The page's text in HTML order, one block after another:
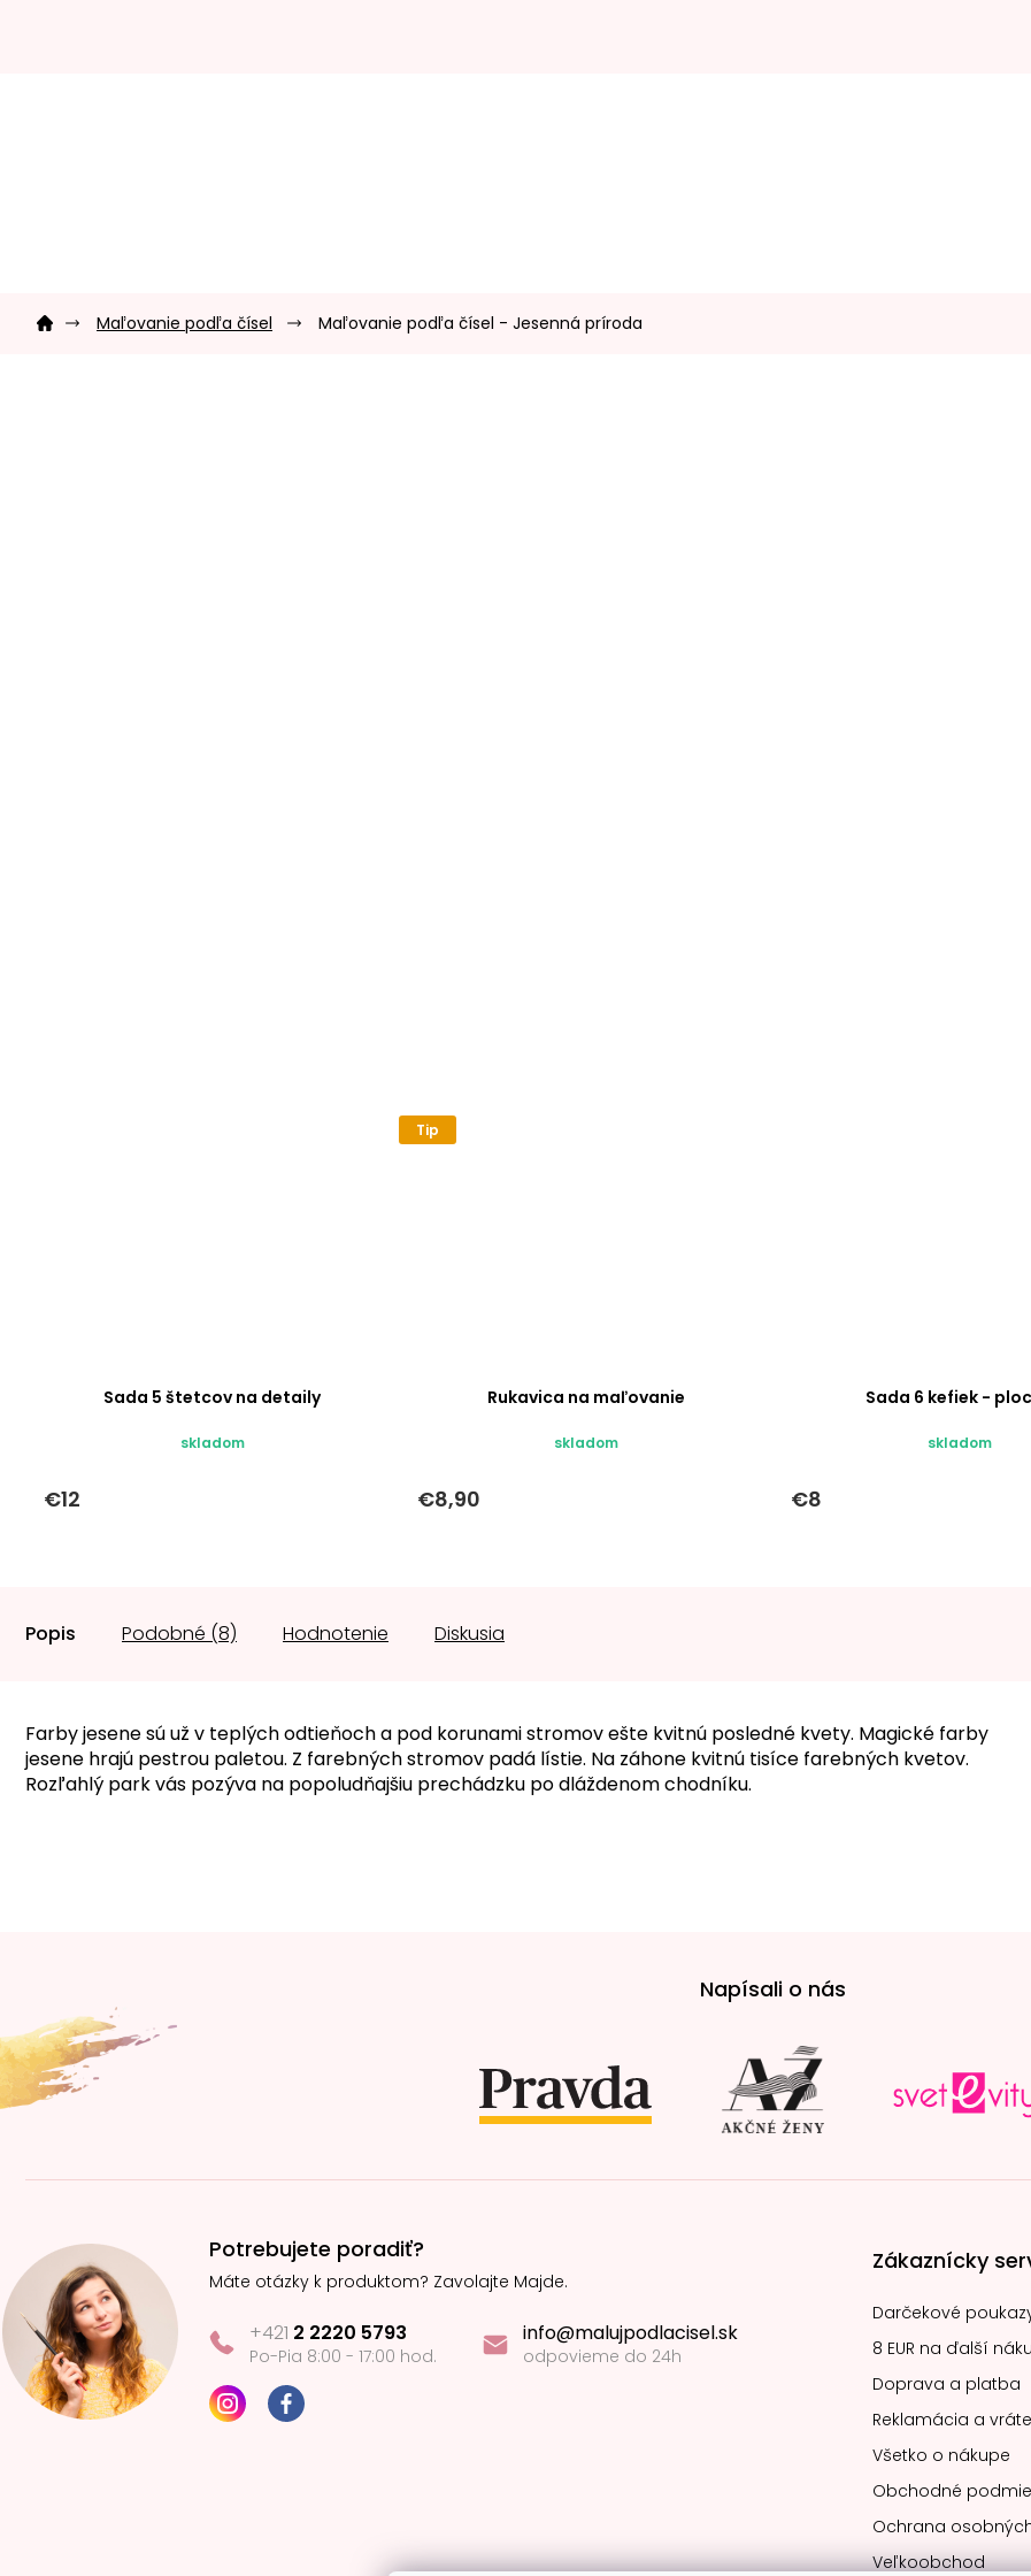
Domov Maľovanie podľa čísel Maľovanie podľa čísel - Jesenná príroda
Sada 5 štetcov na detaily
skladom
€12
Tip
Rukavica na maľovanie
skladom
€8,90
Sada 6 kefiek -
skladom
€8
Popis Podobné (8) Hodnotenie Diskusia
Farby jesene sú už v teplých odtieňoch a pod korunami stromov ešte kvitnú posledné kvety. Magické farby
jesene hrajú pestrou paletou. Z farebných stromov padá lístie. Na záhone kvitnú tisíce farebných kvetov.
Rozľahlý park vás pozýva na popoludňajšiu prechádzku po dláždenom chodníku.
t
i
e
Napísali o nás
Potrebujete poradiť?
Máte otázky k produktom? Zavolajte Majde.
+421 2 2220 5793
Po-Pia 8:00 - 17:00 hod.
info@malujpodlacisel.sk
odpovieme do 24h
Zákaznícky
Darčekové
8 EUR na ďalší
Doprava a platba
Reklamácia a
Všetko o nákupe
Obchodné
Ochrana
Veľkoobchod